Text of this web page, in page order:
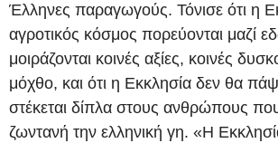
Έλληνες παραγωγούς. Τόνισε ότι η
αγροτικός κόσμος πορεύονται μαζί
μοιράζονται κοινές αξίες, κοινές
μόχθο, και ότι η Εκκλησία δεν θα
στέκεται δίπλα στους ανθρώπους
ζωντανή την ελληνική γη. «Η